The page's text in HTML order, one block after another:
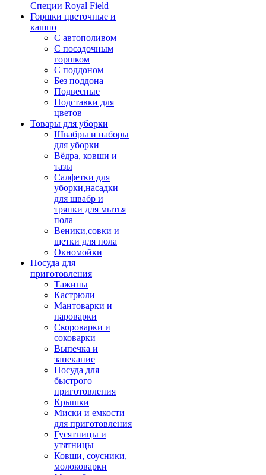
Специи Royal Field
Горшки цветочные и
кашпо
С автополивом
С посадочным
горшком
С поддоном
Без поддона
Подвесные
Подставки для
цветов
Товары для уборки
Швабры и наборы
для уборки
Вёдра, ковши и
тазы
Салфетки для
уборки,насадки
для швабр и
тряпки для мытья
пола
Веники,совки и
щетки для пола
Окномойки
Посуда для
приготовления
Тажины
Кастрюли
Мантоварки и
пароварки
Скороварки и
соковарки
Выпечка и
запекание
Посуда для
быстрого
приготовления
Крышки
Миски и емкости
для приготовления
Гусятницы и
утятницы
Ковши, соусники,
молоковарки